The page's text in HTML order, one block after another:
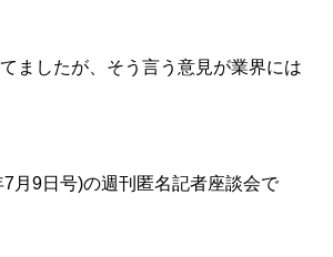
ましたが、そう言う意見が業界には
月9日号)の週刊匿名記者座談会で